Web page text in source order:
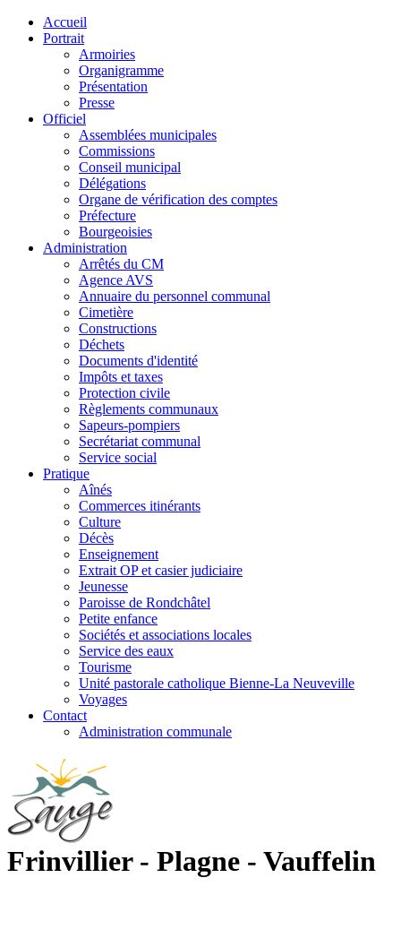
Accueil
Portrait
Armoiries
Organigramme
Présentation
Presse
Officiel
Assemblées municipales
Commissions
Conseil municipal
Délégations
Organe de vérification des comptes
Préfecture
Bourgeoisies
Administration
Arrêtés du CM
Agence AVS
Annuaire du personnel communal
Cimetière
Constructions
Déchets
Documents d'identité
Impôts et taxes
Protection civile
Règlements communaux
Sapeurs-pompiers
Secrétariat communal
Service social
Pratique
Aînés
Commerces itinérants
Culture
Décès
Enseignement
Extrait OP et casier judiciaire
Jeunesse
Paroisse de Rondchâtel
Petite enfance
Sociétés et associations locales
Service des eaux
Tourisme
Unité pastorale catholique Bienne-La Neuveville
Voyages
Contact
Administration communale
Frinvillier - Plagne - Vauffelin